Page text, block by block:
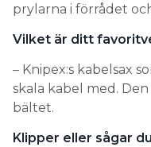
prylarna i förrådet
Vilket är ditt
– Knipex:s kabelsax
skala kabel med.
bältet.
Klipper eller sågar